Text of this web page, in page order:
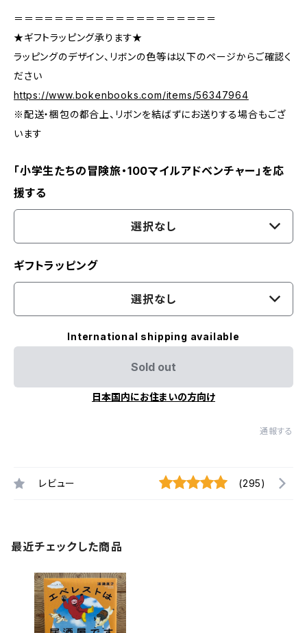
＝＝＝＝＝＝＝＝＝＝＝＝＝＝＝＝＝＝＝＝
★ギフトラッピング承ります★
ラッピングのデザイン、リボンの色等は以下のページからご確認く
ださい
https://www.bokenbooks.com/items/56347964
※配送・梱包の都合上、リボンを結ばずにお送りする場合もござ
います
「小学生たちの冒険旅・100マイルアドベンチャー」を応
援する
選択なし
ギフトラッピング
選択なし
International shipping available
Sold out
日本国内にお住まいの方向け
通報する
レビュー (295)
最近チェックした商品